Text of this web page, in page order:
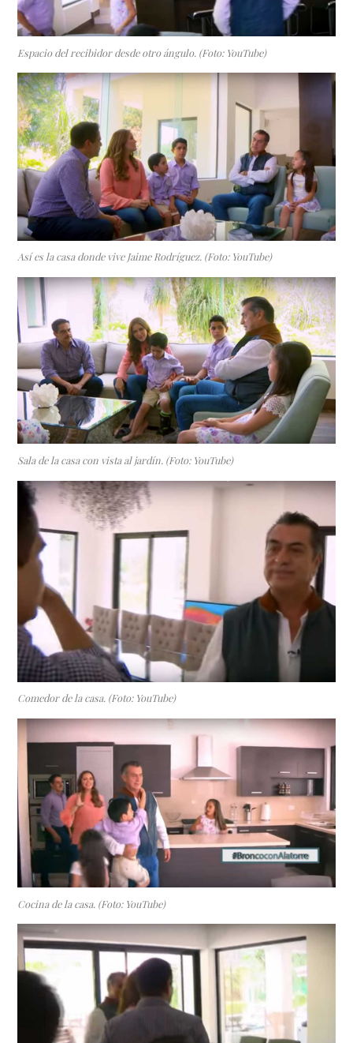
Espacio del recibidor desde otro ángulo. (Foto: YouTube)
Así es la casa donde vive Jaime Rodríguez. (Foto: YouTube)
Sala de la casa con vista al jardín. (Foto: YouTube)
Comedor de la casa. (Foto: YouTube)
Cocina de la casa. (Foto: YouTube)